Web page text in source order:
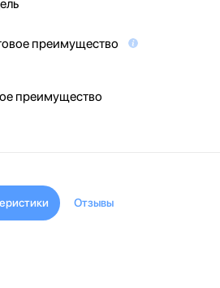
преимущество
преимущество
Отзывы